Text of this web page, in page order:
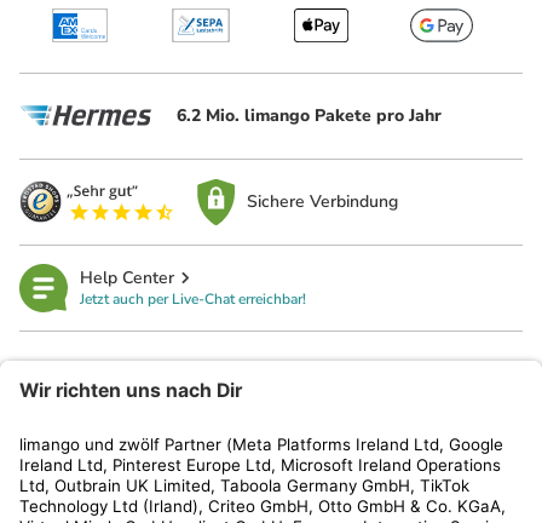
6.2 Mio. limango Pakete pro Jahr
Sichere Verbindung
Help Center
Jetzt auch per Live-Chat erreichbar!
Kundenservice